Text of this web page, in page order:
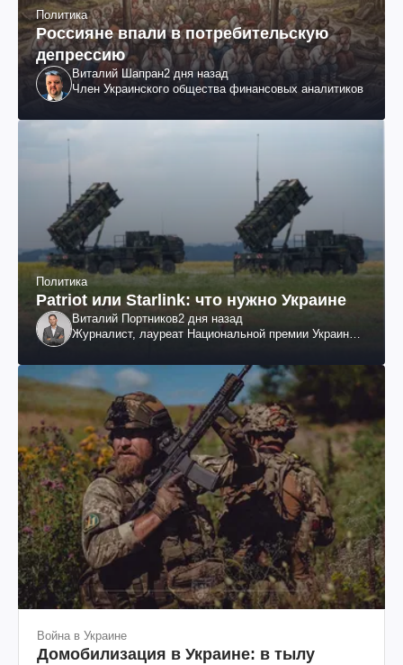
Политика
Россияне впали в потребительскую
депрессию
Виталий Шапран2 дня назад
Член Украинского общества финансовых аналитиков
Политика
Patriot или Starlink: что нужно Украине
Виталий Портников2 дня назад
Журналист, лауреат Национальной премии Украины
Война в Украине
Домобилизация в Украине: в тылу